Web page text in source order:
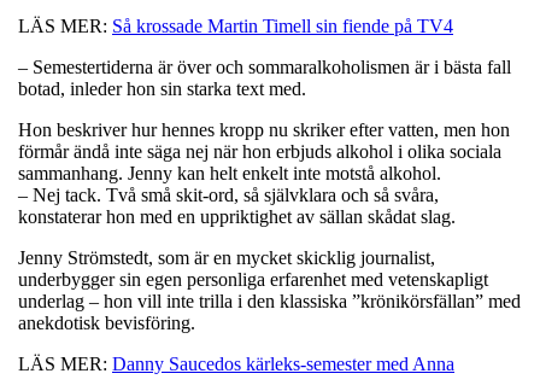
LÄS MER: Så krossade Martin Timell sin fiende på TV4
– Semestertiderna är över och sommaralkoholismen är i bästa fall
botad, inleder hon sin starka text med.
Hon beskriver hur hennes kropp nu skriker efter vatten, men hon
förmår ändå inte säga nej när hon erbjuds alkohol i olika sociala
sammanhang. Jenny kan helt enkelt inte motstå alkohol.
– Nej tack. Två små skit-ord, så självklara och så svåra,
konstaterar hon med en uppriktighet av sällan skådat slag.
Jenny Strömstedt, som är en mycket skicklig journalist,
underbygger sin egen personliga erfarenhet med vetenskapligt
underlag – hon vill inte trilla i den klassiska ”krönikörsfällan” med
anekdotisk bevisföring.
LÄS MER: Danny Saucedos kärleks-semester med Anna